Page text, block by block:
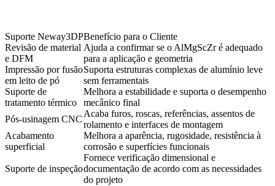
Suporte Neway3DPBenefício para o Cliente
Revisão de material
e DFM
Ajuda a confirmar se o AlMgScZr é adequado
para a aplicação e geometria
Impressão por fusão
em leito de pó
Suporta estruturas complexas de alumínio leve
sem ferramentais
Suporte de
tratamento térmico
Melhora a estabilidade e suporta o desempenho
mecânico final
Pós-usinagem CNC
Acaba furos, roscas, referências, assentos de
rolamento e interfaces de montagem
Acabamento
superficial
Melhora a aparência, rugosidade, resistência à
corrosão e superfícies funcionais
Suporte de inspeção
Fornece verificação dimensional e
documentação de acordo com as necessidades
do projeto